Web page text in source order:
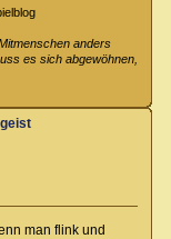
anders
es sich abgewöhnen,
man flink und